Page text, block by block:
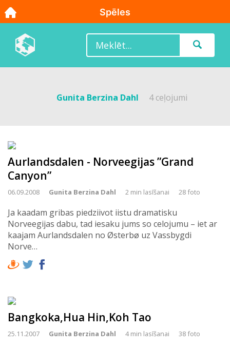
Gunita Berzina Dahl 4 ceļojumi
Aurlandsdalen - Norveegijas ”Grand
Canyon”
06.09.2008 Gunita Berzina Dahl 2 min lasīšanai 28 foto
Ja kaadam gribas piedziivot iistu dramatisku
Norveegijas dabu, tad iesaku jums so celojumu – iet ar
kaajam Aurlandsdalen no Østerbø uz Vassbygdi
Norve…
Bangkoka,Hua Hin,Koh Tao
25.11.2007 Gunita Berzina Dahl 4 min lasīšanai 38 foto